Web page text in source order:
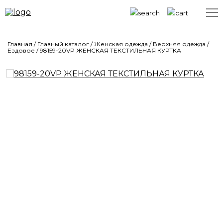
Главная / Главный каталог / Женская одежда / Верхняя одежда /
Ездовое /98159-20VP ЖЕНСКАЯ ТЕКСТИЛЬНАЯ КУРТКА